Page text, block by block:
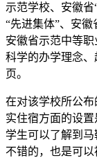
示范学校、安徽
“先进集体”、安徽
安徽省示范中等职
科学的办学理念
页。
在对该学校所公
实住宿方面的设
学生可以了解到
不错的，也是可以